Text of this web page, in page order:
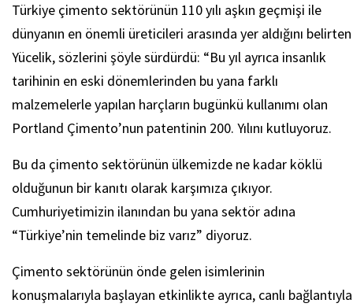
Türkiye çimento sektörünün 110 yılı aşkın geçmişi ile
dünyanın en önemli üreticileri arasında yer aldığını belirten
Yücelik, sözlerini şöyle sürdürdü: “Bu yıl ayrıca insanlık
tarihinin en eski dönemlerinden bu yana farklı
malzemelerle yapılan harçların bugünkü kullanımı olan
Portland Çimento’nun patentinin 200. Yılını kutluyoruz.
Bu da çimento sektörünün ülkemizde ne kadar köklü
olduğunun bir kanıtı olarak karşımıza çıkıyor.
Cumhuriyetimizin ilanından bu yana sektör adına
“Türkiye’nin temelinde biz varız” diyoruz.
Çimento sektörünün önde gelen isimlerinin
konuşmalarıyla başlayan etkinlikte ayrıca, canlı bağlantıyla